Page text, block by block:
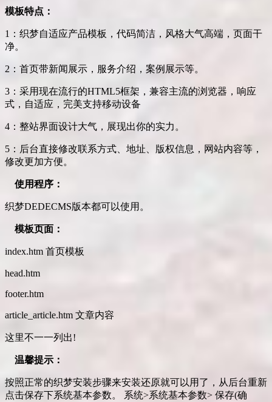
模板特点：
1：织梦自适应产品模板，代码简洁，风格大气高端，页面干
净。
2：首页带新闻展示，服务介绍，案例展示等。
3：采用现在流行的HTML5框架，兼容主流的浏览器，响应
式，自适应，完美支持移动设备
4：整站界面设计大气，展现出你的实力。
5：后台直接修改联系方式、地址、版权信息，网站内容等，
修改更加方便。
使用程序：
织梦DEDECMS版本都可以使用。
模板页面：
index.htm 首页模板
head.htm
footer.htm
article_article.htm 文章内容
这里不一一列出!
温馨提示：
按照正常的织梦安装步骤来安装还原就可以用了，从后台重新
点击保存下系统基本参数。 系统>系统基本参数> 保存(确